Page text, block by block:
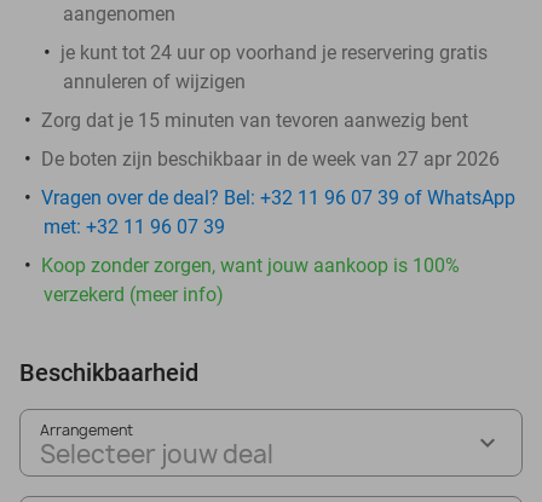
aangenomen
je kunt tot 24 uur op voorhand je reservering gratis
annuleren of wijzigen
Zorg dat je 15 minuten van tevoren aanwezig bent
De boten zijn beschikbaar in de week van 27 apr 2026
Vragen over de deal? Bel: +32 11 96 07 39 of WhatsApp
met: +32 11 96 07 39
Koop zonder zorgen, want jouw aankoop is 100%
verzekerd (meer info)
Beschikbaarheid
Arrangement
Selecteer jouw deal